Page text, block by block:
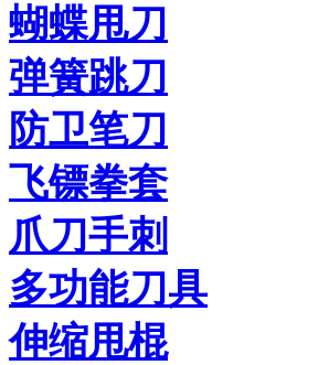
蝴蝶甩刀
弹簧跳刀
防卫笔刀
飞镖拳套
爪刀手刺
多功能刀具
伸缩甩棍